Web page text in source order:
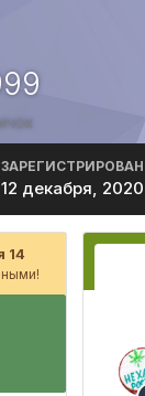
ЗАРЕГИСТРИРОВАН
12 декабря, 2020
14